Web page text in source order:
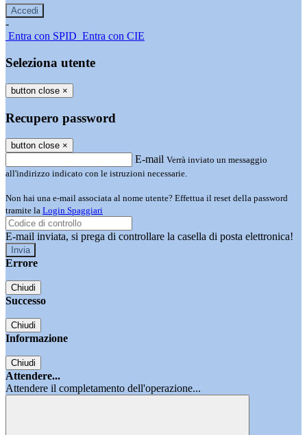
-
Entra con SPID Entra con CIE
Seleziona utente
button close ×
Recupero password
button close ×
E-mail Verrà inviato un messaggio
all'indirizzo indicato con le istruzioni necessarie.
Non hai una e-mail associata al nome utente? Effettua il reset della password
tramite la Login Spaggiari
E-mail inviata, si prega di controllare la casella di posta elettronica!
Errore
Chiudi
Successo
Chiudi
Informazione
Chiudi
Attendere...
Attendere il completamento dell'operazione...